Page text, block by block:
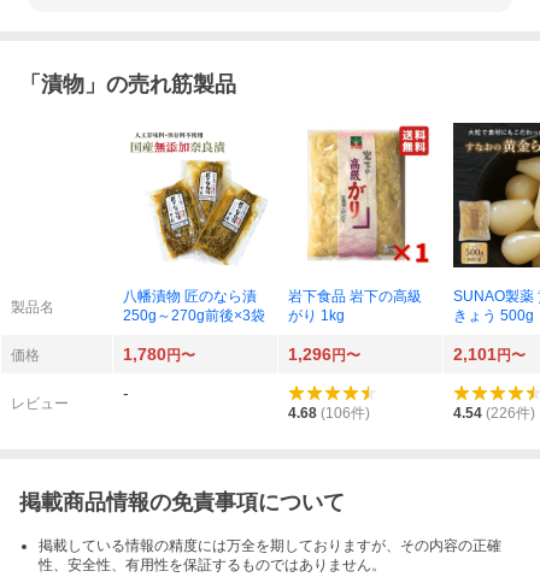
「 漬物 」の売れ筋製品
製品名
八幡漬物 匠のなら漬
250g～270g前後×3袋
岩下食品 岩下の高級
がり 1kg
SUNAO製薬
きょう 500g
価格 1,780円〜 1,296円〜 2,101円〜
レビュー
-
4.68 (106件) 4.54 (226件)
掲載商品情報の免責事項について
掲載している情報の精度には万全を期しておりますが、その内容の正確
性、安全性、有用性を保証するものではありません。